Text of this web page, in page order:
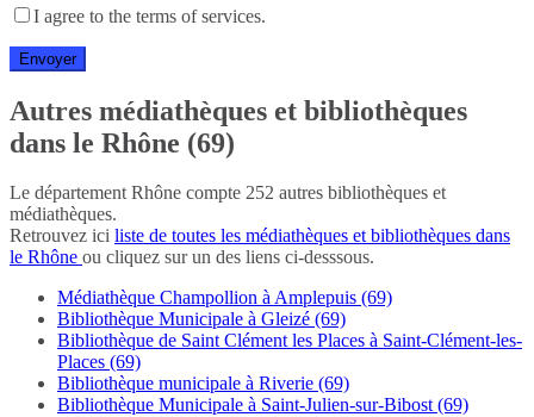
I agree to the terms of services.
Autres médiathèques et bibliothèques
dans le Rhône (69)
Le département Rhône compte 252 autres bibliothèques et
médiathèques.
Retrouvez ici liste de toutes les médiathèques et bibliothèques dans
le Rhône ou cliquez sur un des liens ci-desssous.
Médiathèque Champollion à Amplepuis (69)
Bibliothèque Municipale à Gleizé (69)
Bibliothèque de Saint Clément les Places à Saint-Clément-les-
Places (69)
Bibliothèque municipale à Riverie (69)
Bibliothèque Municipale à Saint-Julien-sur-Bibost (69)